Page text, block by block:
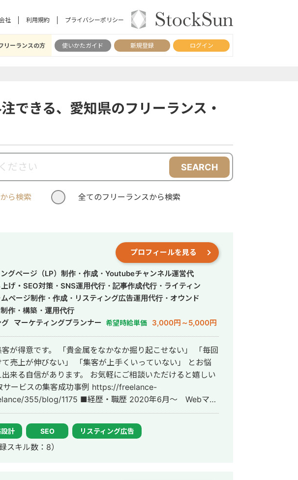
社 利用規約 プライバシーポリシー
リーランスの方 使いかたガイド 新規登録 ログイン
できる、愛知県のフリーランス・
SEARCH
ら検索 全てのフリーランスから検索
プロフィールを見る
グページ（LP）制作・作成・Youtubeチャンネル運営代
げ・SEO対策・SNS運用代行・記事作成代行・ライティン
ページ制作・作成・リスティング広告運用代行・オウンド
作・構築・運用代行
グ マーケティングプランナー 希望時給単価 3,000円～5,000円
なかなか掘り起こせない」 「毎回
売上が伸びない」 「集客が上手くいっていない」 とお悩
来る自信があります。 お気軽にご相談いただけると嬉しい
■経歴・職歴 2020年6月〜 Webマー
員7名）にインターンとして参画し、案件獲得に向けた自社
広告運用・LP制作・YouTubeチャンネル運用・メールマーケ
当。 2022年3月 名古屋大学理学部数学科卒。 2022年4
社勤務。人材系クライアントを主に担当。 2024年11月 こ
計 SEO リスティング広告
録スキル数：8）